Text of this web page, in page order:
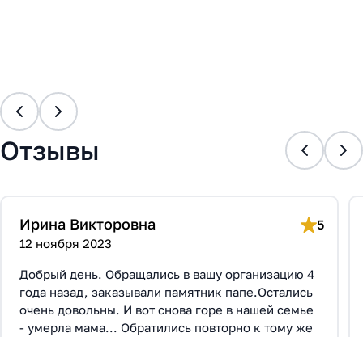
Отзывы
Ирина Викторовна 5
12 ноября 2023
Добрый день. Обращались в вашу организацию 4
года назад, заказывали памятник папе.Остались
очень довольны. И вот снова горе в нашей семье
- умерла мама... Обратились повторно к тому же